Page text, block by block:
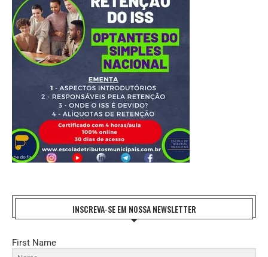
INSCREVA-SE EM NOSSA NEWSLETTER
First Name